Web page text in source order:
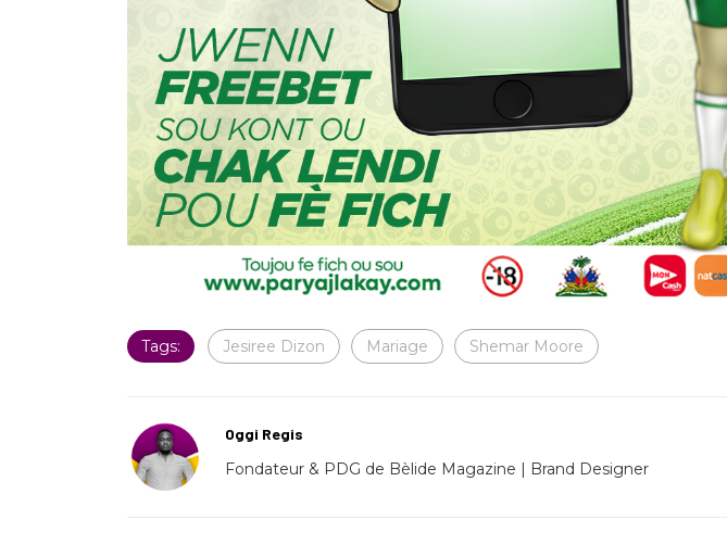
Tags: Jesiree Dizon Mariage Shemar Moore
Oggi Regis
Fondateur & PDG de Bèlide Magazine | Brand Designer